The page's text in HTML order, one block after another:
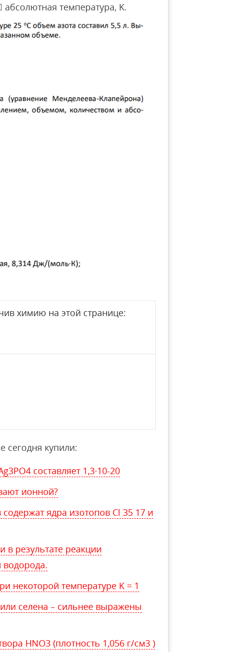
температура, K.
химию на этой странице:
сегодня купили:
составляет 1,3∙10-20
ионной?
ядра изотопов Cl 35 17 и
в результате реакции
водорода.
некоторой температуре K = 1
селена – сильнее выражены
HNO3 (плотность 1,056 г/см3 )